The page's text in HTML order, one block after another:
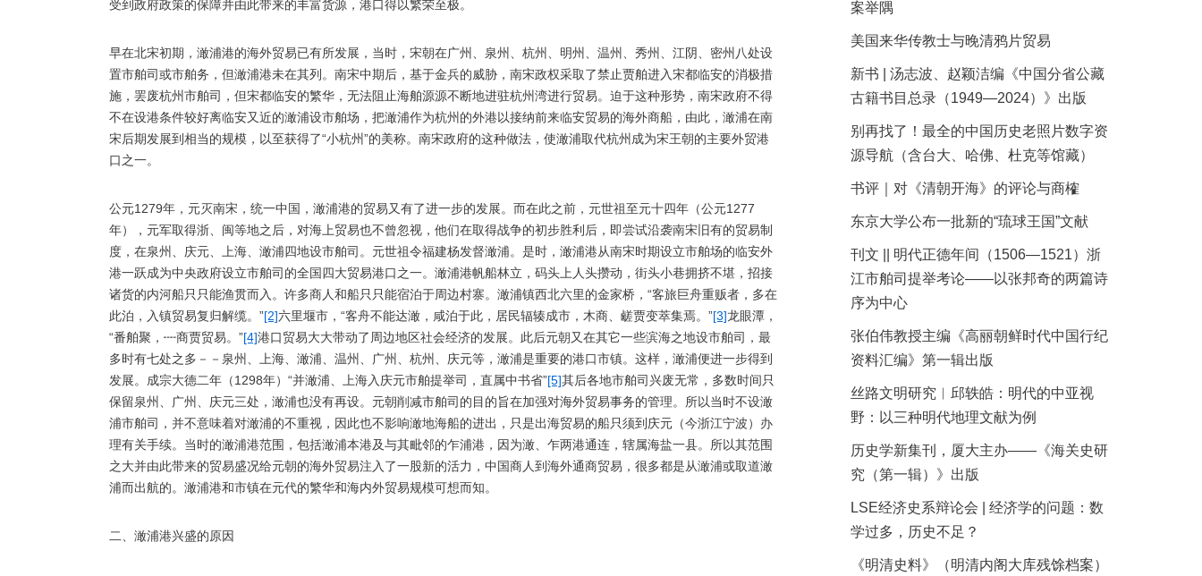
受到政府政策的保障并由此带来的丰富货源，港口得以繁荣至极。
早在北宋初期，澉浦港的海外贸易已有所发展，当时，宋朝在广州、泉州、杭州、明州、温州、秀州、江阴、密州八处设
置市舶司或市舶务，但澉浦港未在其列。南宋中期后，基于金兵的威胁，南宋政权采取了禁止贾舶进入宋都临安的消极措
施，罢废杭州市舶司，但宋都临安的繁华，无法阻止海舶源源不断地进驻杭州湾进行贸易。迫于这种形势，南宋政府不得
不在设港条件较好离临安又近的澉浦设市舶场，把澉浦作为杭州的外港以接纳前来临安贸易的海外商船，由此，澉浦在南
宋后期发展到相当的规模，以至获得了“小杭州”的美称。南宋政府的这种做法，使澉浦取代杭州成为宋王朝的主要外贸港
口之一。
公元1279年，元灭南宋，统一中国，澉浦港的贸易又有了进一步的发展。而在此之前，元世祖至元十四年（公元1277
年），元军取得浙、闽等地之后，对海上贸易也不曾忽视，他们在取得战争的初步胜利后，即尝试沿袭南宋旧有的贸易制
度，在泉州、庆元、上海、澉浦四地设市舶司。元世祖令福建杨发督澉浦。是时，澉浦港从南宋时期设立市舶场的临安外
港一跃成为中央政府设立市舶司的全国四大贸易港口之一。澉浦港帆船林立，码头上人头攒动，街头小巷拥挤不堪，招接
诸货的内河船只只能渔贯而入。许多商人和船只只能宿泊于周边村寨。澉浦镇西北六里的金家桥，“客旅巨舟重贩者，多在
此泊，入镇贸易复归解缆。”[2]六里堰市，“客舟不能达澉，咸泊于此，居民辐辏成市，木商、鹾贾变萃集焉。”[3]龙眼潭，
“番舶聚，┉商贾贸易。”[4]港口贸易大大带动了周边地区社会经济的发展。此后元朝又在其它一些滨海之地设市舶司，最
多时有七处之多－－泉州、上海、澉浦、温州、广州、杭州、庆元等，澉浦是重要的港口市镇。这样，澉浦便进一步得到
发展。成宗大德二年（1298年）“并澉浦、上海入庆元市舶提举司，直属中书省”[5]其后各地市舶司兴废无常，多数时间只
保留泉州、广州、庆元三处，澉浦也没有再设。元朝削减市舶司的目的旨在加强对海外贸易事务的管理。所以当时不设澉
浦市舶司，并不意味着对澉浦的不重视，因此也不影响澉地海船的进出，只是出海贸易的船只须到庆元（今浙江宁波）办
理有关手续。当时的澉浦港范围，包括澉浦本港及与其毗邻的乍浦港，因为澉、乍两港通连，辖属海盐一县。所以其范围
之大并由此带来的贸易盛况给元朝的海外贸易注入了一股新的活力，中国商人到海外通商贸易，很多都是从澉浦或取道澉
浦而出航的。澉浦港和市镇在元代的繁华和海内外贸易规模可想而知。
二、澉浦港兴盛的原因
案举隅
美国来华传教士与晚清鸦片贸易
新书 | 汤志波、赵颖洁编《中国分省公藏
古籍书目总录（1949—2024）》出版
别再找了！最全的中国历史老照片数字资
源导航（含台大、哈佛、杜克等馆藏）
书评｜对《清朝开海》的评论与商榷
东京大学公布一批新的“琉球王国”文献
刊文 || 明代正德年间（1506—1521）浙
江市舶司提举考论——以张邦奇的两篇诗
序为中心
张伯伟教授主编《高丽朝鲜时代中国行纪
资料汇编》第一辑出版
丝路文明研究︱邱轶皓：明代的中亚视
野：以三种明代地理文献为例
历史学新集刊，厦大主办——《海关史研
究（第一辑）》出版
LSE经济史系辩论会 | 经济学的问题：数
学过多，历史不足？
《明清史料》（明清内阁大库残馀档案）